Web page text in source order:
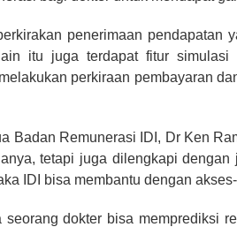
penerimaan
itu juga terdapat fitur
perkiraan pembayaran
Badan Remunerasi IDI, Dr Ken
tetapi juga dilengkapi
IDI bisa membantu dengan
dokter bisa memprediksi